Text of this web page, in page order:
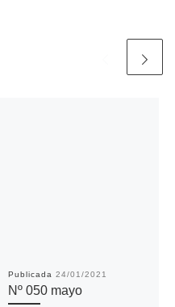
Publicada 24/01/2021
Nº 050 mayo